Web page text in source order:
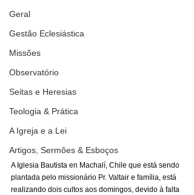
Geral
Gestão Eclesiástica
Missões
Observatório
Seitas e Heresias
Teologia & Prática
A Igreja e a Lei
Artigos, Sermões & Esboços
A Iglesia Bautista en Machalí, Chile que está sendo
plantada pelo missionário Pr. Valtair e família, está
realizando dois cultos aos domingos, devido à falta